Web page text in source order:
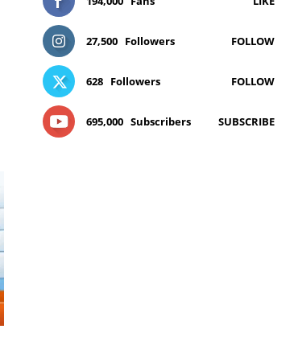
27,500 Followers FOLLOW
628 Followers FOLLOW
695,000 Subscribers SUBSCRIBE